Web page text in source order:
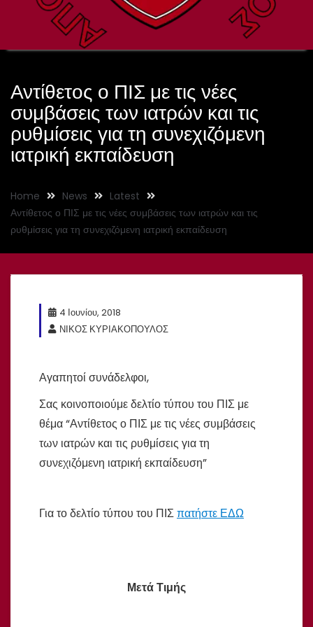
Αντίθετος ο ΠΙΣ με τις νέες
συμβάσεις των ιατρών και τις
ρυθμίσεις για τη συνεχιζόμενη
ιατρική εκπαίδευση
Home News
Latest
Αντίθετος ο ΠΙΣ με τις νέες συμβάσεις των ιατρών και τις
ρυθμίσεις για τη συνεχιζόμενη ιατρική εκπαίδευση
4 Ιουνίου, 2018
ΝΙΚΟΣ ΚΥΡΙΑΚΟΠΟΥΛΟΣ
Αγαπητοί συνάδελφοι,
Σας κοινοποιούμε δελτίο τύπου του ΠΙΣ με
θέμα “Αντίθετος ο ΠΙΣ με τις νέες συμβάσεις
των ιατρών και τις ρυθμίσεις για τη
συνεχιζόμενη ιατρική εκπαίδευση”
Για το δελτίο τύπου του ΠΙΣπατήστε ΕΔΩ
Μετά Τιμής